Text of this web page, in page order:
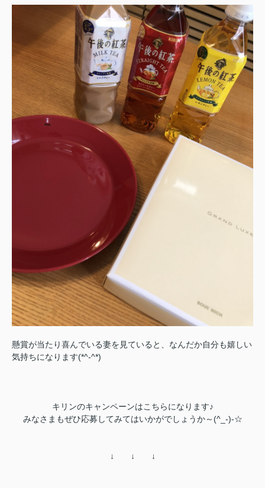
懸賞が当たり喜んでいる妻を見ていると、なんだか自分も嬉しい
気持ちになります(*^-^*)
キリンのキャンペーンはこちらになります♪
みなさまもぜひ応募してみてはいかがでしょうか～(^_-)-☆
↓ ↓ ↓